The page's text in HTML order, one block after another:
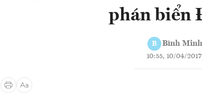
phán biển
B Bình Minh
10:55, 10/04/2017